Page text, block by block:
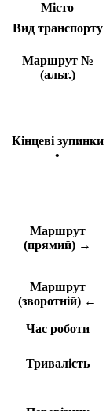
Місто
Вид транспорту
Маршрут №
(альт.)
Кінцеві зупинки
•
Маршрут
(прямий) →
Маршрут
(зворотній) ←
Час роботи
Тривалість